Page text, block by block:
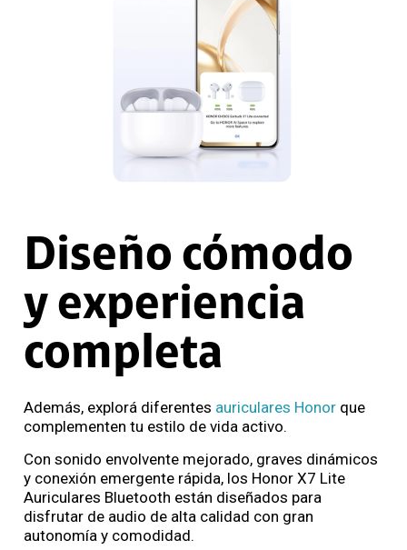
Diseño cómodo
y experiencia
completa
Además, explorá diferentes auriculares Honor que
complementen tu estilo de vida activo.
Con sonido envolvente mejorado, graves dinámicos
y conexión emergente rápida, los Honor X7 Lite
Auriculares Bluetooth están diseñados para
disfrutar de audio de alta calidad con gran
autonomía y comodidad.